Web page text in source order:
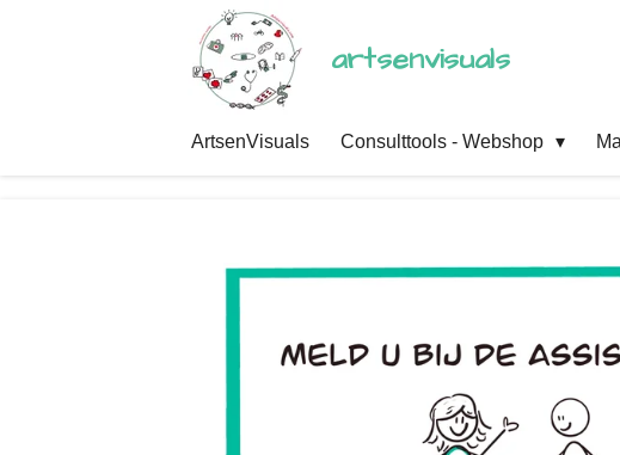
artsenvisuals
ArtsenVisuals Consulttools - Webshop